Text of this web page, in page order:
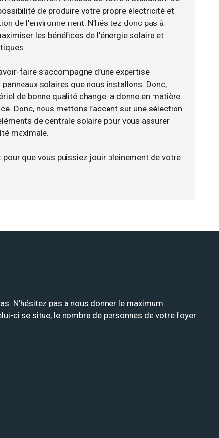
de produire votre propre électricité et
de l’environnement. N’hésitez donc pas à
les bénéfices de l’énergie solaire et
faire s’accompagne d’une expertise
solaires que nous installons. Donc,
de bonne qualité change la donne en matière
Donc, nous mettons l’accent sur une sélection
de centrale solaire pour vous assurer
maximale.
que vous puissiez jouir pleinement de votre
N’hésitez pas à nous donner le maximum
ci se situe, le nombre de personnes de votre foyer